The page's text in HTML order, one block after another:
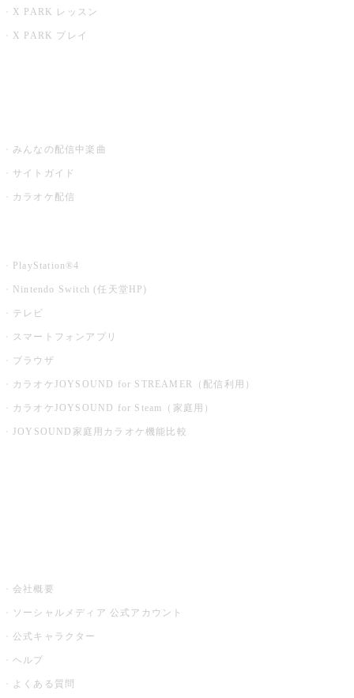
X PARK レッスン
X PARK プレイ
みんなの配信中楽曲
サイトガイド
カラオケ配信
PlayStation®4
Nintendo Switch (任天堂HP)
テレビ
スマートフォンアプリ
ブラウザ
カラオケJOYSOUND for STREAMER（配信利用）
カラオケJOYSOUND for Steam（家庭用）
JOYSOUND家庭用カラオケ機能比較
会社概要
ソーシャルメディア 公式アカウント
公式キャラクター
ヘルプ
よくある質問